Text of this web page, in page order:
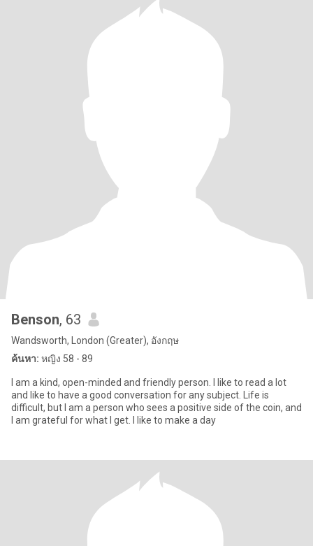
Benson, 63
Wandsworth, London (Greater), อังกฤษ
ค้นหา: หญิง 58 - 89
I am a kind, open-minded and friendly person. I like to read a lot
and like to have a good conversation for any subject. Life is
difficult, but I am a person who sees a positive side of the coin, and
I am grateful for what I get. I like to make a day